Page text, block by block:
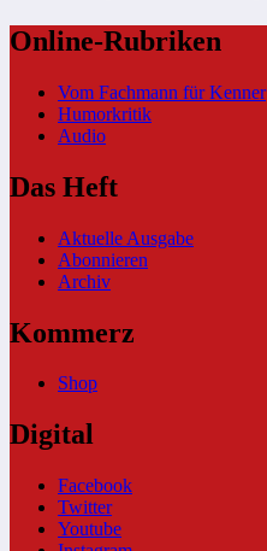
Online-Rubriken
Vom Fachmann für Kenner
Humorkritik
Audio
Das Heft
Aktuelle Ausgabe
Abonnieren
Archiv
Kommerz
Shop
Digital
Facebook
Twitter
Youtube